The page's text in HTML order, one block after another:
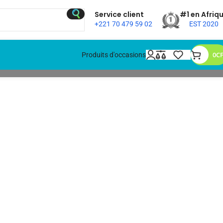
Service client
+221 70 479 59 02
#1 en
EST 2020
Produits d'occasions 0